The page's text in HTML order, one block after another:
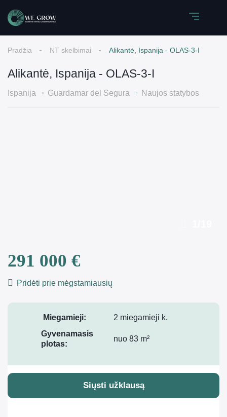
Pradžia NT skelbimai Alikantė, Ispanija - OLAS-3-I
Alikantė, Ispanija - OLAS-3-I
Ispanija Guardamar del Segura Naujos statybos
291 000 €
Pridėti prie mėgstamiausių
Miegamieji:
2 miegamieji k.
Gyvenamasis
plotas:
nuo 83 m²
Siųsti užklausą